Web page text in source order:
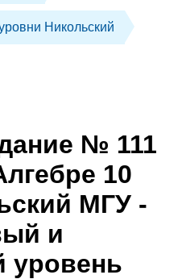
Никольский
№ 111
10
МГУ -
и
уровень